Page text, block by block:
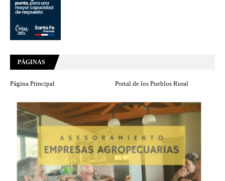
PÁGINAS
Página Principal Portal de los Pueblos Rural